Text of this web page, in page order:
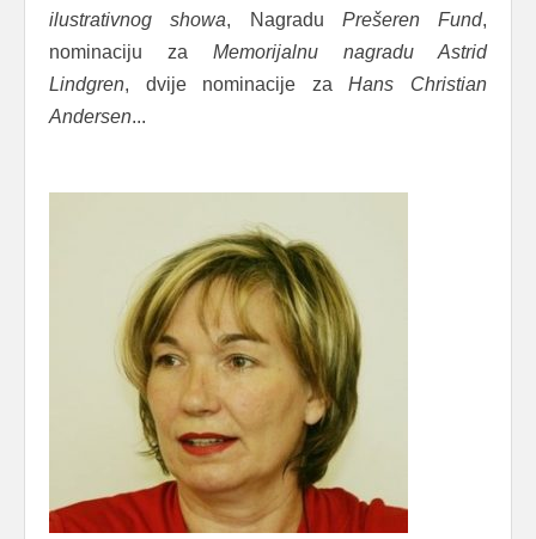
ilustrativnog showa, Nagradu Prešeren Fund,
nominaciju za Memorijalnu nagradu Astrid
Lindgren, dvije nominacije zaHans Christian
Andersen...